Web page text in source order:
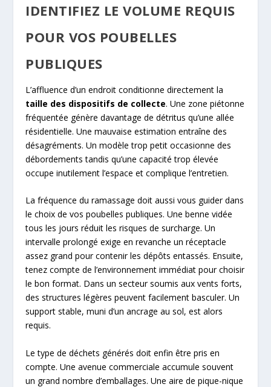
IDENTIFIEZ LE VOLUME REQUIS
POUR VOS POUBELLES
PUBLIQUES
L’affluence d’un endroit conditionne directement la
taille des dispositifs de collecte. Une zone piétonne
fréquentée génère davantage de détritus qu’une allée
résidentielle. Une mauvaise estimation entraîne des
désagréments. Un modèle trop petit occasionne des
débordements tandis qu’une capacité trop élevée
occupe inutilement l’espace et complique l’entretien.
La fréquence du ramassage doit aussi vous guider dans
le choix de vos poubelles publiques. Une benne vidée
tous les jours réduit les risques de surcharge. Un
intervalle prolongé exige en revanche un réceptacle
assez grand pour contenir les dépôts entassés. Ensuite,
tenez compte de l’environnement immédiat pour choisir
le bon format. Dans un secteur soumis aux vents forts,
des structures légères peuvent facilement basculer. Un
support stable, muni d’un ancrage au sol, est alors
requis.
Le type de déchets générés doit enfin être pris en
compte. Une avenue commerciale accumule souvent
un grand nombre d’emballages. Une aire de pique-nique